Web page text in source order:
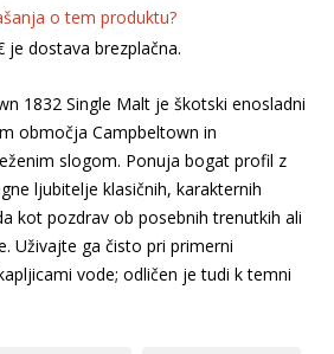
o tem produktu?
je dostava brezplačna.
1832 Single Malt je škotski enosladni
območja Campbeltown in
slogom. Ponuja bogat profil z
ljubitelje klasičnih, karakternih
kot pozdrav ob posebnih trenutkih ali
Uživajte ga čisto pri primerni
vode; odličen je tudi k temni